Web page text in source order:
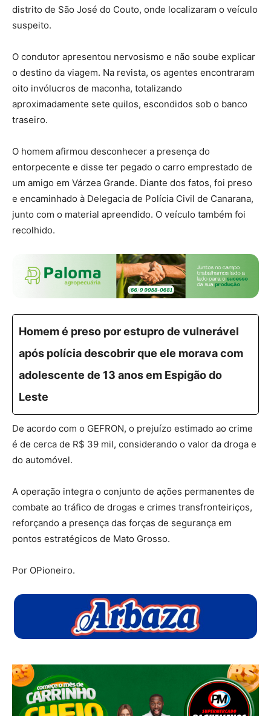
distrito de São José do Couto, onde localizaram o veículo
suspeito.
O condutor apresentou nervosismo e não soube explicar
o destino da viagem. Na revista, os agentes encontraram
oito invólucros de maconha, totalizando
aproximadamente sete quilos, escondidos sob o banco
traseiro.
O homem afirmou desconhecer a presença do
entorpecente e disse ter pegado o carro emprestado de
um amigo em Várzea Grande. Diante dos fatos, foi preso
e encaminhado à Delegacia de Polícia Civil de Canarana,
junto com o material apreendido. O veículo também foi
recolhido.
Homem é preso por estupro de vulnerável
após polícia descobrir que ele morava com
adolescente de 13 anos em Espigão do
Leste
De acordo com o GEFRON, o prejuízo estimado ao crime
é de cerca de R$ 39 mil, considerando o valor da droga e
do automóvel.
A operação integra o conjunto de ações permanentes de
combate ao tráfico de drogas e crimes transfronteiriços,
reforçando a presença das forças de segurança em
pontos estratégicos de Mato Grosso.
Por OPioneiro.